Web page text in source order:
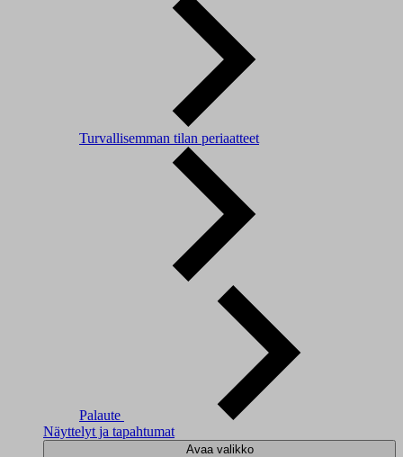
Turvallisemman tilan periaatteet
Palaute
Näyttelyt ja tapahtumat
Avaa valikko